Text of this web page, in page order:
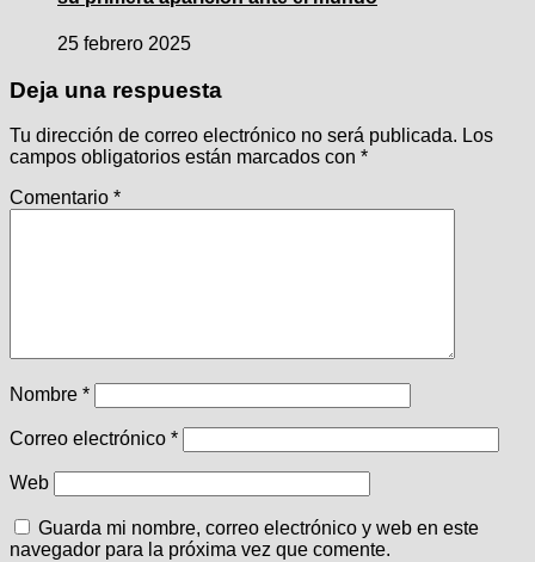
25 febrero 2025
Deja una respuesta
Tu dirección de correo electrónico no será publicada. Los
campos obligatorios están marcados con *
Comentario *
Nombre *
Correo electrónico *
Web
Guarda mi nombre, correo electrónico y web en este
navegador para la próxima vez que comente.